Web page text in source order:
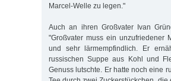
Marcel-Welle zu legen."
Auch an ihren Großvater Ivan
"Großvater muss ein unzufriedener
und sehr lärmempfindlich. Er
russischen Suppe aus Kohl und
Genuss lutschte. Er hatte noch eine